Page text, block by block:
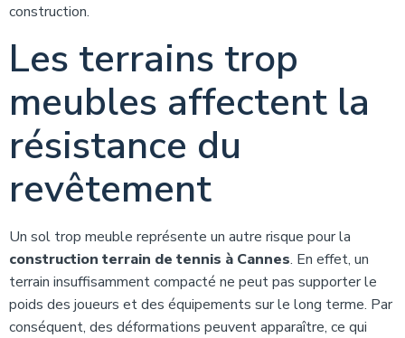
construction.
Les terrains trop
meubles affectent la
résistance du
revêtement
Un sol trop meuble représente un autre risque pour la
construction terrain de tennis à Cannes. En effet, un
terrain insuffisamment compacté ne peut pas supporter le
poids des joueurs et des équipements sur le long terme. Par
conséquent, des déformations peuvent apparaître, ce qui